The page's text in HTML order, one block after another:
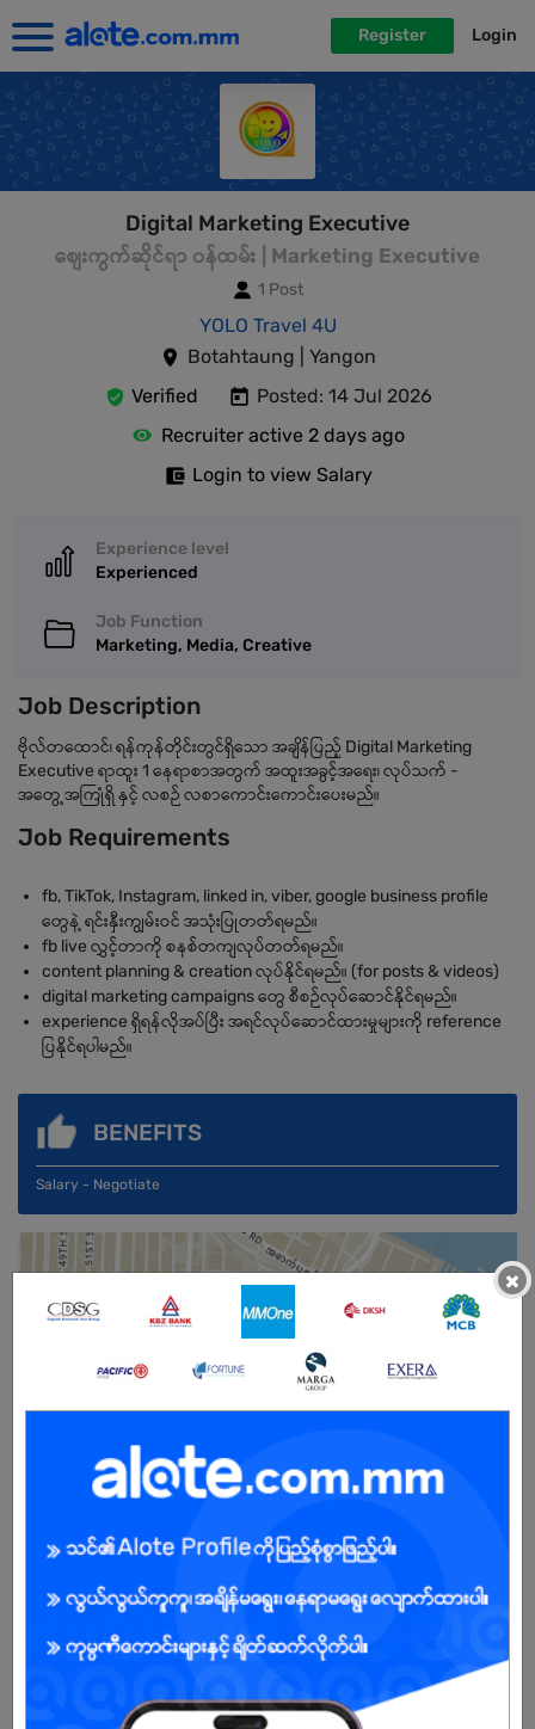
Register Login
Digital Marketing Executive
စျေးကွက်ဆိုင်ရာ ၀န်ထမ်း | Marketing Executive
1 Post
YOLO Travel 4U
Botahtaung | Yangon
Verified
Posted: 14 Jul 2026
Recruiter active 2 days ago
Login to view Salary
Experience level
Experienced
Job Function
Marketing, Media, Creative
Job Description
ဗိုလ်တထောင်၊ ရန်ကုန်တိုင်းတွင်ရှိသော အချိန်ပြည့် Digital Marketing
Executive ရာထူး 1 နေရာစာအတွက် အထူးအခွင့်အရေး၊ လုပ်သက် -
အတွေ့အကြုံရှိ နှင့် လစဉ် လစာကောင်းကောင်းပေးမည်။
Job Requirements
fb, TikTok, Instagram, linked in, viber, google business profile
တွေနဲ့ ရင်းနှီးကျွမ်းဝင် အသုံးပြုတတ်ရမည်။
fb live လွှင့်တာကို စနစ်တကျလုပ်တတ်ရမည်။
content planning & creation လုပ်နိုင်ရမည်။ (for posts & videos)
digital marketing campaigns တွေ စီစဉ်လုပ်ဆောင်နိုင်ရမည်။
experience ရှိရန်လိုအပ်ပြီး အရင်လုပ်ဆောင်ထားမှုများကို reference
ပြနိုင်ရပါမည်။
BENEFITS
Salary - Negotiate
Open To : Male/Female
Already Expired
×